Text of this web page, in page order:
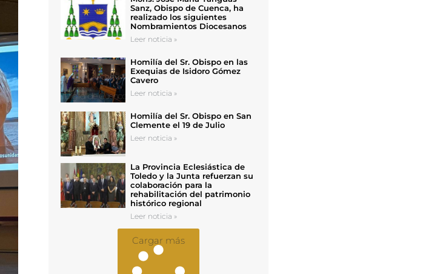
Sanz, Obispo de Cuenca, ha
realizado los siguientes
Nombramientos Diocesanos
Leer noticia »
Homilía del Sr. Obispo en las
Exequias de Isidoro Gómez
Cavero
Leer noticia »
Homilía del Sr. Obispo en San
Clemente el 19 de Julio
Leer noticia »
La Provincia Eclesiástica de
Toledo y la Junta refuerzan su
colaboración para la
rehabilitación del patrimonio
histórico regional
Leer noticia »
Cargar más